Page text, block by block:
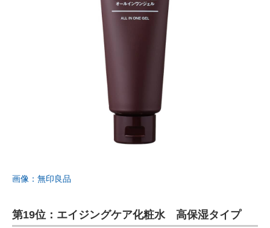
画像：無印良品
第19位：エイジングケア化粧水 高保湿タイプ